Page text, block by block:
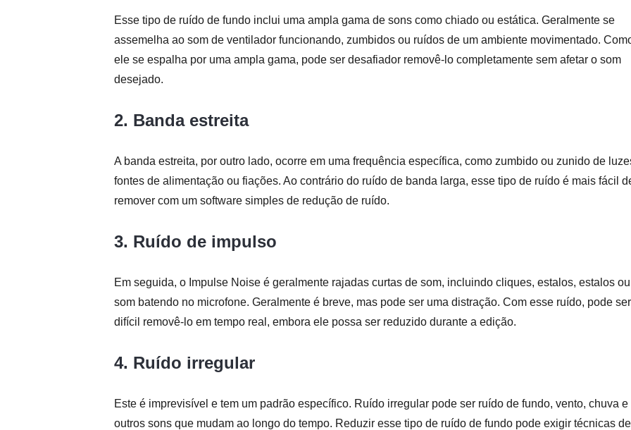
Esse tipo de ruído de fundo inclui uma ampla gama de sons como chiado ou estática. Geralmente se
assemelha ao som de ventilador funcionando, zumbidos ou ruídos de um ambiente movimentado.
ele se espalha por uma ampla gama, pode ser desafiador removê-lo completamente sem afetar o som
desejado.
2. Banda estreita
A banda estreita, por outro lado, ocorre em uma frequência específica, como zumbido ou zunido de
fontes de alimentação ou fiações. Ao contrário do ruído de banda larga, esse tipo de ruído é mais fácil
remover com um software simples de redução de ruído.
3. Ruído de impulso
Em seguida, o Impulse Noise é geralmente rajadas curtas de som, incluindo cliques, estalos, estalos ou
som batendo no microfone. Geralmente é breve, mas pode ser uma distração. Com esse ruído, pode ser
difícil removê-lo em tempo real, embora ele possa ser reduzido durante a edição.
4. Ruído irregular
Este é imprevisível e tem um padrão específico. Ruído irregular pode ser ruído de fundo, vento, chuva e
outros sons que mudam ao longo do tempo. Reduzir esse tipo de ruído de fundo pode exigir técnicas de